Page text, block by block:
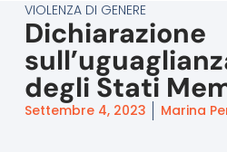
VIOLENZA DI GENERE
Dichiarazione
degli Stati
Settembre 4, 2023 Marina